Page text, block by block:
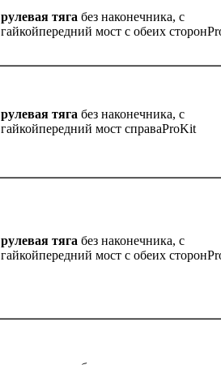
рулевая тягa без наконечника, с
гайкойпередний мост с обеих
рулевая тягa без наконечника, с
гайкойпередний мост справаProKit
рулевая тягa без наконечника, с
гайкойпередний мост с обеих